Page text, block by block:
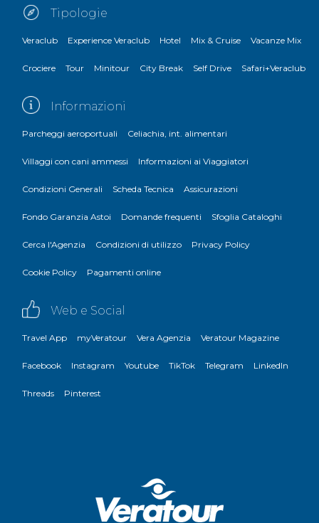
Tipologie
Veraclub Experience Veraclub Hotel Mix & Cruise Vacanze Mix
Crociere Tour Minitour City Break Self Drive Safari+Veraclub
Informazioni
Parcheggi aeroportuali Celiachia, int. alimentari
Villaggi con cani ammessi Informazioni ai Viaggiatori
Condizioni Generali Scheda Tecnica Assicurazioni
Fondo Garanzia Astoi Domande frequenti Sfoglia Cataloghi
Cerca l'Agenzia Condizioni di utilizzo Privacy Policy
Cookie Policy Pagamenti online
Web e Social
Travel App myVeratour Vera Agenzia Veratour Magazine
Facebook Instagram Youtube TikTok Telegram LinkedIn
Threads Pinterest